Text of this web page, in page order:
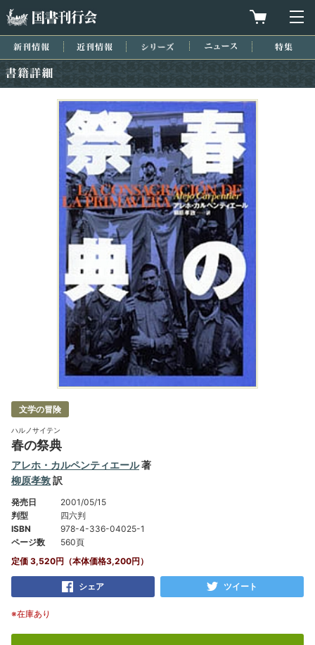
買物カゴを
新刊情報 近刊情報 シリーズ ニュース
文学の冒険
ハルノサイテン
春の祭典
アレホ・カルペンティエール著
柳原孝敦訳
発売日
2001/05/15
判型
四六判
ISBN
978-4-336-04025-1
ページ数
560頁
定価 3,520円（本体価格3,200円）
シェア ツイート
※在庫あり